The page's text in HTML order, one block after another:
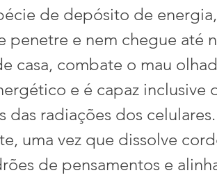
de depósito de
penetre e nem chegue até
casa, combate o mau
e é capaz inclusive
das radiações dos
uma vez que dissolve
de pensamentos e